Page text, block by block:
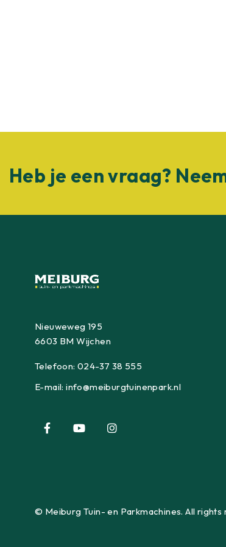
Heb je een vraag?
Nieuweweg 195
6603 BM Wijchen
Telefoon:024-37 38 555
E-mail:info@meiburgtuinenpark.nl
© Meiburg Tuin- en Parkmachines. All rights